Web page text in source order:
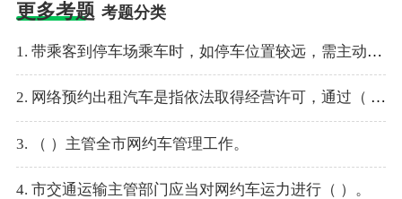
更多考题 考题分类
1. 带乘客到停车场乘车时，如停车位置较远，需主动向乘客解释。
2. 网络预约出租汽车是指依法取得经营许可，通过（ ）提供预约信息，使用网络计费和电子支付，为乘客提供非巡游客运服务的七座以下营运车辆。
3. （ ）主管全市网约车管理工作。
4. 市交通运输主管部门应当对网约车运力进行（ ）。